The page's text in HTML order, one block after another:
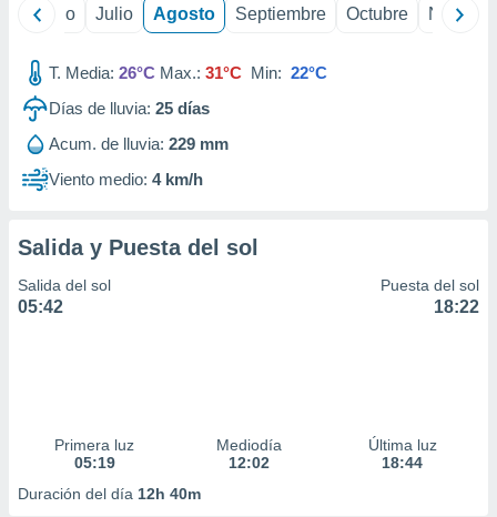
e
mediante
Junio Julio Agosto Septiembre Octubre
T. Media: 26°C Max.: 31°C Min: 22°C
Días de lluvia: 25 días
Acum. de lluvia: 229 mm
Viento medio: 4 km/h
Salida y Puesta del sol
Salida del sol
05:42
Puesta del sol
18:22
Primera luz
05:19
Mediodía
12:02
Última luz
18:44
Duración del día 12h 40m